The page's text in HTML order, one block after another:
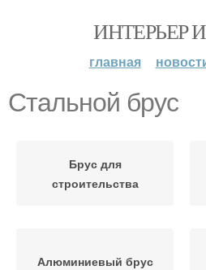
ИНТЕРЬЕР
главная
Стальной брус
Брус для
строительства
Алюминиевый брус